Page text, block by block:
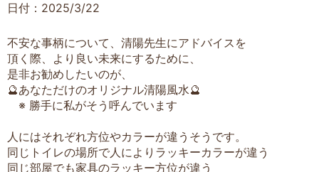
日付：2025/3/22
不安な事柄について、清陽先生にアドバイスを
頂く際、より良い未来にするために、
是非お勧めしたいのが、
🔮あなただけのオリジナル清陽風水🔮
※ 勝手に私がそう呼んでいます
人にはそれぞれ方位やカラーが違うそうです。
同じトイレの場所で人によりラッキーカラーが違う
同じ部屋でも家具のラッキー方位が違う